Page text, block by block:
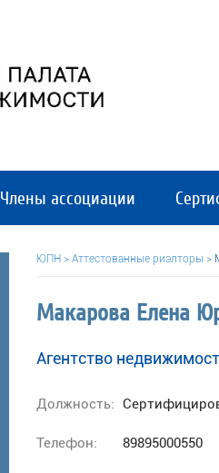
Члены ассоциации
ЮПН > Аттестованные риэлторы >
Макарова Елена
Агентство
Должность:
Телефон: 89895000550